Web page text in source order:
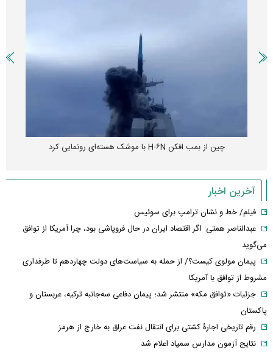
چین از بمب افکن H-۶N با موشک هسته‌ای رونمایی کرد
آخرین اخبار
فیلم/ خط و نشان ترامپ برای سوئیس
عبدالناصر همتی: اگر اقتصاد ایران در حال فروپاشی بود، چرا آمریکا از توافق
می‌گوید
پیمان مولوی کیست؟/ از حمله به سیاست‌های دولت چهاردهم تا طرفداری
مشروط از توافق با آمریکا
جزئیات «توافق مکه» منتشر شد؛ پیمان دفاعی سه‌جانبه ترکیه، عربستان و
پاکستان
رقم تاریخی اجارۀ کشتی برای انتقال نفت عراق به خارج از هرمز
نتایج آزمون مدارس سمپاد اعلام شد